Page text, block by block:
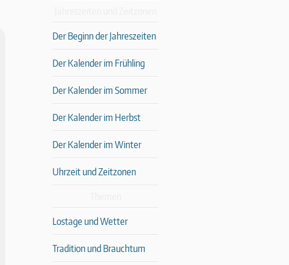
Der Beginn der Jahreszeiten
Der Kalender im Frühling
Der Kalender im Sommer
Der Kalender im Herbst
Der Kalender im Winter
Uhrzeit und Zeitzonen
Lostage und Wetter
Tradition und Brauchtum